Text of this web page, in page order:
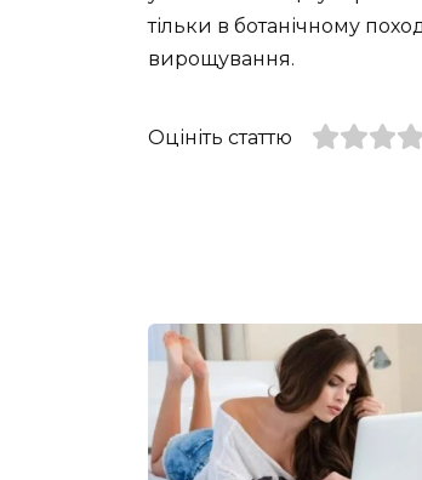
тільки в ботанічному
вирощування.
Оцініть статтю